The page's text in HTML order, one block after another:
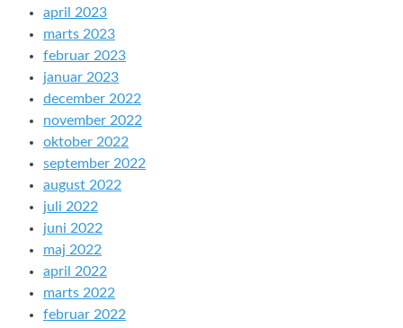
april 2023
marts 2023
februar 2023
januar 2023
december 2022
november 2022
oktober 2022
september 2022
august 2022
juli 2022
juni 2022
maj 2022
april 2022
marts 2022
februar 2022